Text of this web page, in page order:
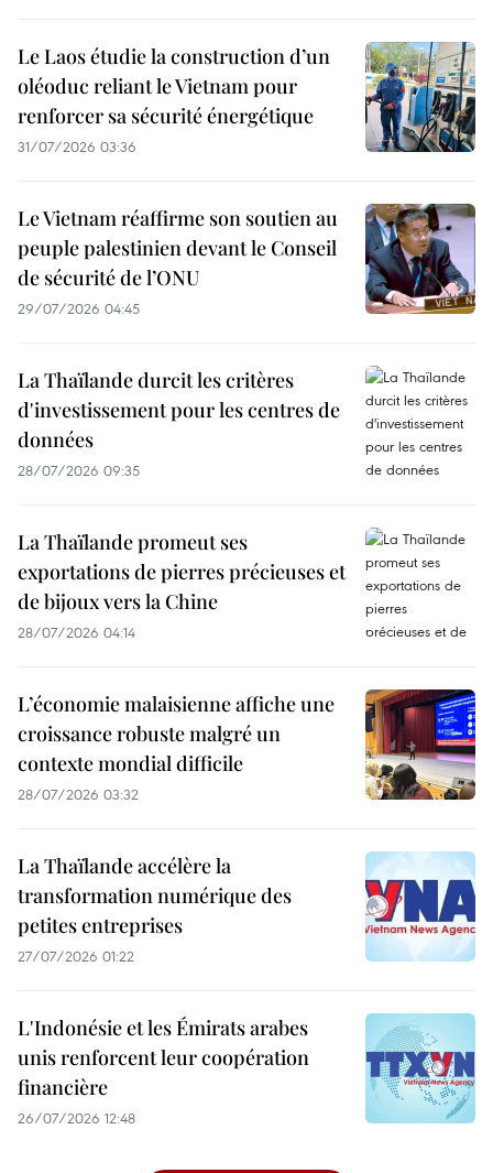
Le Laos étudie la construction d’un
oléoduc reliant le Vietnam pour
renforcer sa sécurité énergétique
31/07/2026 03:36
Le Vietnam réaffirme son soutien au
peuple palestinien devant le Conseil
de sécurité de l’ONU
29/07/2026 04:45
La Thaïlande durcit les critères
d'investissement pour les centres de
données
28/07/2026 09:35
La Thaïlande promeut ses
exportations de pierres précieuses et
de bijoux vers la Chine
28/07/2026 04:14
L’économie malaisienne affiche une
croissance robuste malgré un
contexte mondial difficile
28/07/2026 03:32
La Thaïlande accélère la
transformation numérique des
petites entreprises
27/07/2026 01:22
L'Indonésie et les Émirats arabes
unis renforcent leur coopération
financière
26/07/2026 12:48